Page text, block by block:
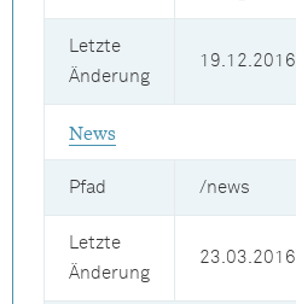
Letzte
Änderung
19.12.2016
News
Pfad /news
Letzte
Änderung
23.03.2016